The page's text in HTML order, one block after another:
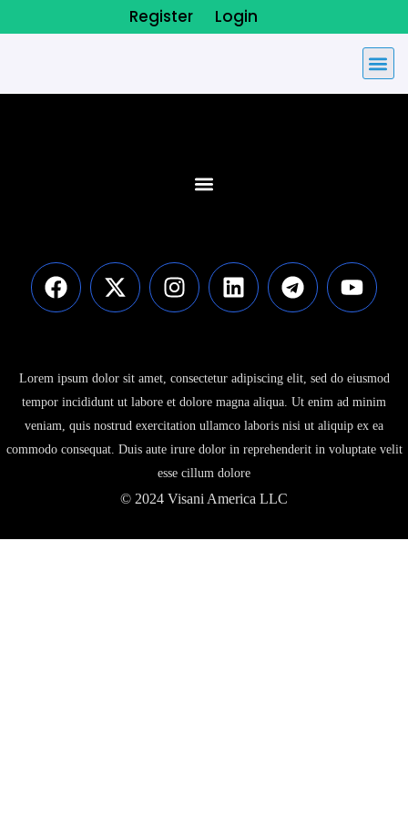
Register Login
Lorem ipsum dolor sit amet, consectetur adipiscing elit, sed do eiusmod
tempor incididunt ut labore et dolore magna aliqua. Ut enim ad minim
veniam, quis nostrud exercitation ullamco laboris nisi ut aliquip ex ea
commodo consequat. Duis aute irure dolor in reprehenderit in voluptate velit
esse cillum dolore
© 2024 Visani America LLC